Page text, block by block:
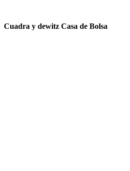
Cuadra y dewitz Casa de Bolsa